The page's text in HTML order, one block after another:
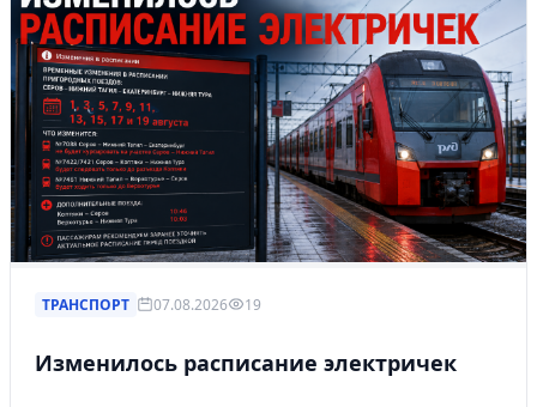
ТРАНСПОРТ 07.08.2026 19
Изменилось расписание электричек